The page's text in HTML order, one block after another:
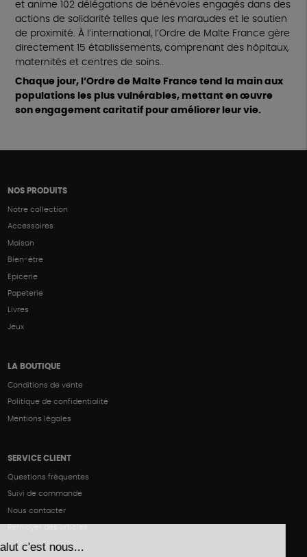
et anime 102 délégations de bénévoles engagés dans des
actions de solidarité telles que les maraudes et le soutien
de proximité. À l’international, l’Ordre de Malte France gère
directement 15 établissements, comprenant des hôpitaux,
maternités et centres de soins..
Chaque jour, l’Ordre de Malte France tend la main aux
populations les plus vulnérables, mettant en œuvre
son engagement caritatif pour améliorer leur vie.
NOS PRODUITS
Notre collection
Accessoires
Maison
Bien-être
Epicerie
Papeterie
Livres
Jeux
LA BOUTIQUE
Conditions de vente
Politique de confidentialité
Mentions légales
SERVICE CLIENT
Questions fréquentes
Suivi de commande
Nous contacter